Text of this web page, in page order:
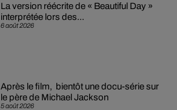
6 août 2026
La version réécrite de « Beautiful Day »
interprétée lors des...
5 août 2026
Après le film, bientôt une docu-série sur
le père de Michael Jackson